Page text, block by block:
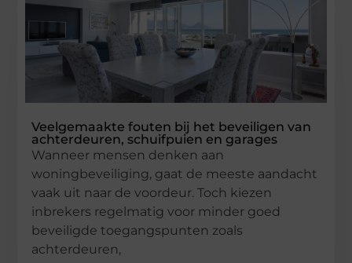
Veelgemaakte fouten bij het beveiligen van
achterdeuren, schuifpuien en garages
Wanneer mensen denken aan
woningbeveiliging, gaat de meeste aandacht
vaak uit naar de voordeur. Toch kiezen
inbrekers regelmatig voor minder goed
beveiligde toegangspunten zoals
achterdeuren,